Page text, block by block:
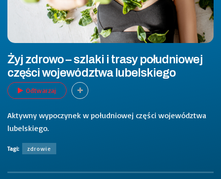
Żyj zdrowo – szlaki i trasy południowej
części województwa lubelskiego
Odtwarzaj
Aktywny wypoczynek w południowej części województwa
lubelskiego.
Tagi: zdrowie